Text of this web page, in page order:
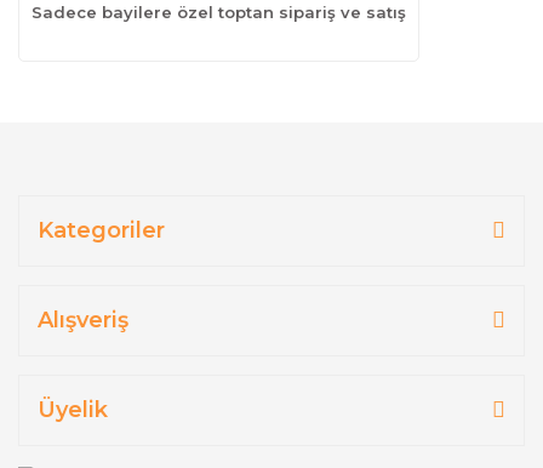
Sadece bayilere özel toptan sipariş ve satış
Kategoriler
Alışveriş
Üyelik